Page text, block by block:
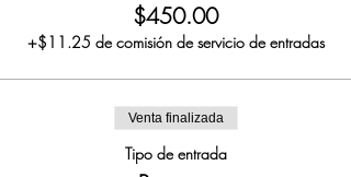
$450.00
+$11.25 de comisión de servicio de entradas
Venta finalizada
Tipo de entrada